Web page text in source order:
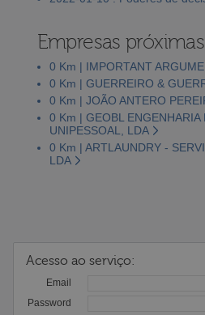
Empresas próximas
0 Km | IMPORTANT
0 Km | GUERREIRO &
0 Km | JOÃO ANTERO
0 Km | GEOBL ENGENHARIA
UNIPESSOAL, LDA
0 Km | ARTLAUNDRY -
LDA
Acesso ao serviço:
Email
Password